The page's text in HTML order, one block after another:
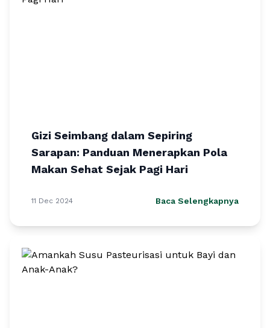
Gizi Seimbang dalam Sepiring
Sarapan: Panduan Menerapkan Pola
Makan Sehat Sejak Pagi Hari
11 Dec 2024 Baca Selengkapnya